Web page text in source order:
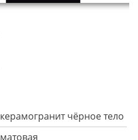
керамогранит чёрное тело
матовая